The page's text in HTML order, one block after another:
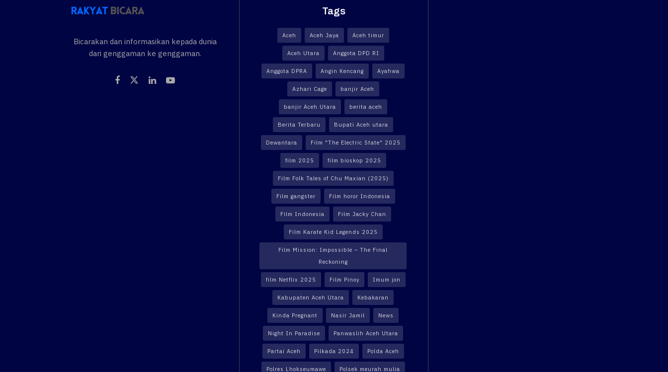
Bicarakan dan informasikan kepada dunia
dari genggaman ke genggaman.
Tags
Aceh Aceh Jaya Aceh timur
Aceh Utara Anggota DPD RI
Anggota DPRA Angin Kencang Ayahwa
Azhari Cage banjir Aceh
banjir Aceh Utara berita aceh
Berita Terbaru Bupati Aceh utara
Dewantara Film "The Electric State" 2025
film 2025 film bioskop 2025
Film Folk Tales of Chu Maxian (2025)
Film gangster Film horor Indonesia
Film Indonesia Film Jacky Chan
Film Karate Kid Legends 2025
Film Mission: Impossible – The Final
Reckoning
film Netflix 2025 Film Pinoy Imum jon
Kabupaten Aceh Utara Kebakaran
Kinda Pregnant Nasir Jamil News
Night In Paradise Panwaslih Aceh Utara
Partai Aceh Pilkada 2024 Polda Aceh
Polres Lhokseumawe Polsek meurah mulia